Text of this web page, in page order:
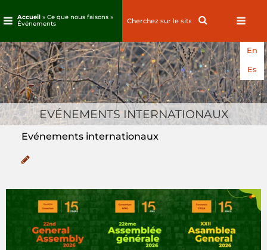
Passez
au
contenu
Accueil» Ce que nous faisons »
Événements
Search
En
Es
EVÉNEMENTS INTERNATIONAUX
Evénements internationaux